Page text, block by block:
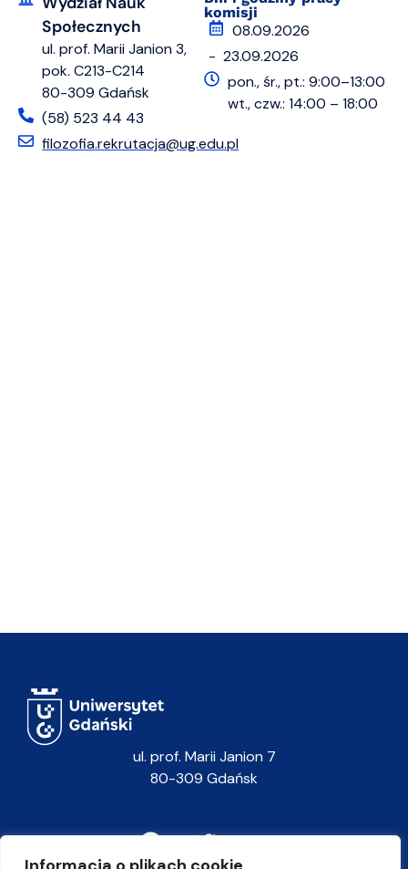
Społecznych
ul. prof. Marii Janion 3,
pok. C213-C214
80-309 Gdańsk
(58) 523 44 43
filozofia.rekrutacja@ug.edu.pl
komisji
08.09.2026
- 23.09.2026
pon., śr., pt.: 9:00–13:00
wt., czw.: 14:00 – 18:00
ul. prof. Marii Janion 7
80-309 Gdańsk